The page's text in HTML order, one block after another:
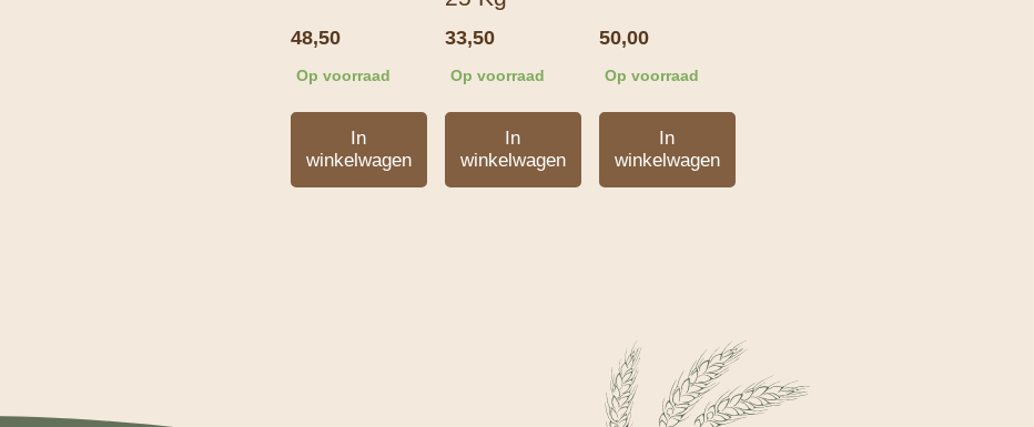
48,50
Op voorraad
In
winkelwagen
33,50
Op voorraad
In
winkelwagen
50,00
Op voorraad
In
winkelwagen